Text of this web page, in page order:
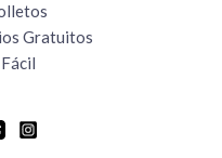
Gratuitos